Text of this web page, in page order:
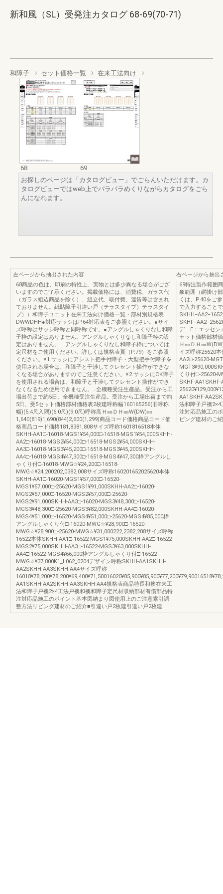
新和風（SL）受発注カタログ 68-69(70-71)
和障子 セット価格一覧 在来工法向け
68
69
お探しのページは「カタログビュー」でごらんいただけます。カ
タログビューではweb上でパラパラめくりながらカタログをごら
んになれます。
左ページから抽出された内容
68商品の色は、印刷の特性上、実物とは多少異なる場合がござ
いますのでご了承ください。掲載価格には、消費税、ガラス代
（ガラス組込商品を除く）、組立代、取付費、運賃等は含まれ
ておりません。紙貼障子引違い戸（テラスタイプ）テラスタイ
プ））和障子ユニット在来工法向け価格一覧・部材別規格表
DWWDHH●対応サッシはP.64対応表をご参照ください。●サイ
ズ呼称はサッシ呼称と同呼称です。●アングルしゃくりなし和障
子枠の設定はありません。アングルしゃくりなし和障子枠の設
定はありません。 アングルしゃくりなし和障子枠については
定尺材をご使用ください。詳しくは規格表頁（P.79）をご参照
ください。※1.サッシにアシスト把手付障子・大型把手付障子を
使用される場合は、和障子と干渉してクレセント操作ができな
くなる場合がありますのでご注意ください。※2.サッシにCK障子
を使用される場合は、和障子と干渉してクレセント操作ができ
なくなるため使用できません。…全機種受注生産品。受注から工
場出荷まで約5日。全機種受注生産品。受注から工場出荷まで約
5日。受5セット価格部材価格表2枚建呼称幅160165256(旧呼称
幅)(5.4尺入隅)(6.0尺)(9.0尺)呼称高Ｈ㎜ＤＨ㎜W(DW)㎜
1,640(819)1,690(844)2,600(1,299)商品コード価格商品コード価
格商品コード価格181,8381,808サイズ呼称1601816518本体
SKHH-AA1□-16018-MGS1¥54,000□-16518-MGS1¥54,000SKHH-
AA2□-16018-MGS2¥54,000□-16518-MGS2¥54,000SKHH-
AA3□-16018-MGS3¥45,200□-16518-MGS3¥45,200SKHH-
AA4□-16018-MGS4¥47,300□-16518-MGS4¥47,300枠アングルし
ゃくり付□-16018-MWG☆¥24,200□-16518-
MWG☆¥24,200202,0382,008サイズ呼称160201652025620本体
SKHH-AA1□-16020-MGS1¥57,000□-16520-
MGS1¥57,000□-25620-MGS1¥91,000SKHH-AA2□-16020-
MGS2¥57,000□-16520-MGS2¥57,000□-25620-
MGS2¥91,000SKHH-AA3□-16020-MGS3¥48,300□-16520-
MGS3¥48,300□-25620-MGS3¥82,000SKHH-AA4□-16020-
MGS4¥51,000□-16520-MGS4¥51,000□-25620-MGS4¥85,000枠
アングルしゃくり付□-16020-MWG☆¥28,900□-16520-
MWG☆¥28,900□-25620-MWG☆¥31,000222,2382,208サイズ呼称
16522本体SKHH-AA1□-16522-MGS1¥75,000SKHH-AA2□-16522-
MGS2¥75,000SKHH-AA3□-16522-MGS3¥63,000SKHH-
AA4□-16522-MGS4¥66,000枠アングルしゃくり付□-16522-
MWG☆¥37,800K1_L062_0204デザイン呼称SKHH-AA1SKHH-
AA2SKHH-AA3SKHH-AA4サイズ呼称
AA1SKHH-AA2SKHH-AA3SKHH-AA4規格表商品特長和襖在来工
法和障子戸襖2×4工法戸襖和襖和障子定尺材収納部材有償部品特
注対応品施工のポイント基本図納まり図使用上のご注意索引調
整方法リビング建材のご紹介■引違い戸2枚建引違い戸2枚建
右ページから抽出
69特注製作範囲
象範囲（網掛け
くは、P.40をご
で入力すること
デ E：エッセン
セット価格部材
Ｈ㎜ＤＨ㎜
イズ呼称25620
AA2□-25620-
くり付□-25620-
SKHF-
AA1SKHF-
法和障子戸襖2×4
注対応品施工の
ビング建材のご